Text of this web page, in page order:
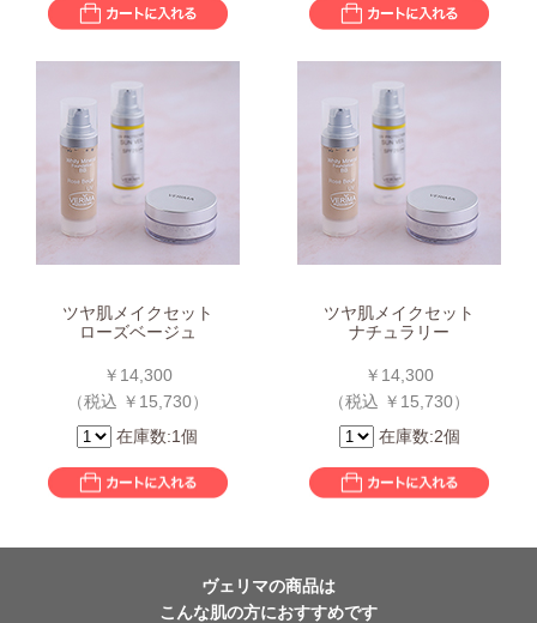
ツヤ肌メイクセット
ローズベージュ
￥14,300
（税込 ￥15,730）
在庫数:1個
ツヤ肌メイクセット
ナチュラリー
￥14,300
（税込 ￥15,730）
在庫数:2個
ヴェリマの商品は
こんな肌の方におすすめです